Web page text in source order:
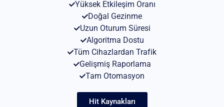
Yüksek Etkileşim Oranı
Doğal Gezinme
Uzun Oturum Süresi
Algoritma Dostu
Tüm Cihazlardan Trafik
Gelişmiş Raporlama
Tam Otomasyon
Hit Kaynakları